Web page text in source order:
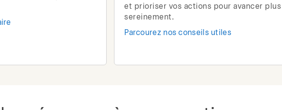
et prioriser vos actions pour avancer plus
sereinement.
Parcourez nos conseils utiles